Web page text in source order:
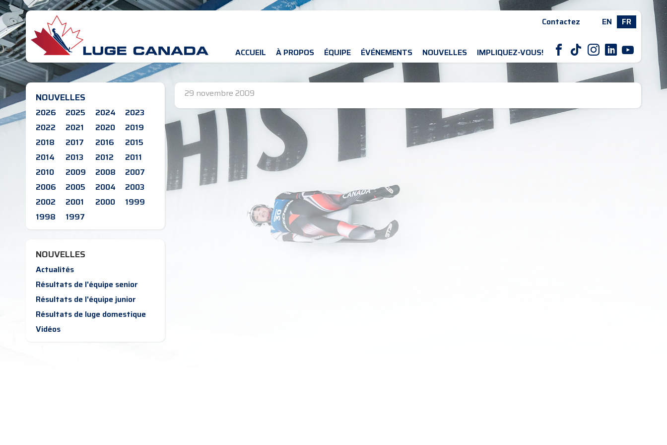
Contactez EN FR
ACCUEIL À PROPOS ÉQUIPE ÉVÉNEMENTS NOUVELLES IMPLIQUEZ-VOUS! F T I L Y
NOUVELLES
2026 2025 2024
2023
2022
2021 2020
2019
2018
2017 2016
2015
2014
2013 2012
2011
2010
2009 2008
2007
2006
2005 2004
2003
2002
2001 2000
1999
1998
1997
NOUVELLES
Actualités
Résultats de l'équipe senior
Résultats de l'équipe junior
Résultats de luge domestique
Vidéos
29 novembre 2009